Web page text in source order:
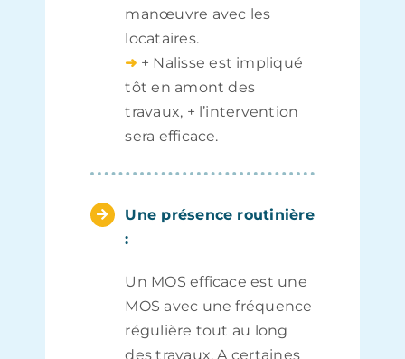
manœuvre avec les
locataires.
➜ + Nalisse est impliqué
tôt en amont des
travaux, + l’intervention
sera efficace.
Une présence routinière
:
Un MOS efficace est une
MOS avec une fréquence
régulière tout au long
des travaux. A certaines